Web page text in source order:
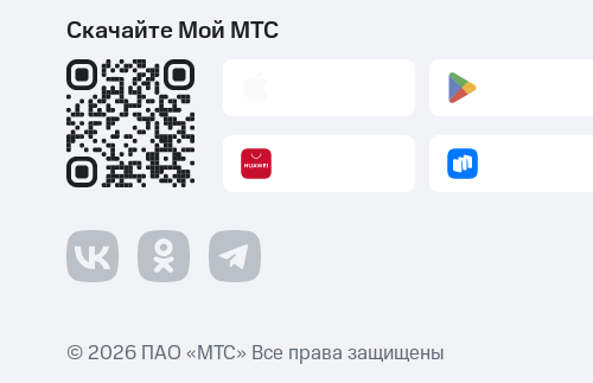
Скачайте Мой МТС
© 2026 ПАО «МТС» Все права защищены